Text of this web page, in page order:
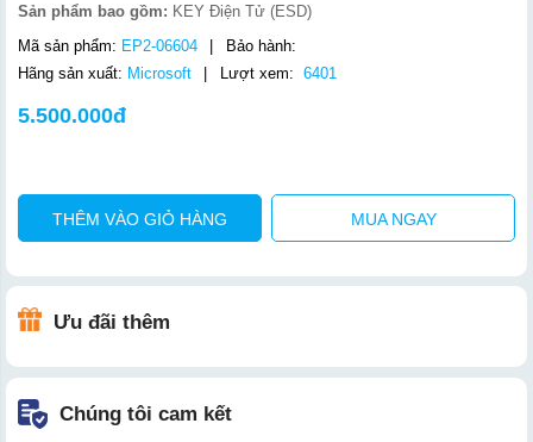
Sản phẩm bao gồm: KEY Điện Tử (ESD)
Mã sản phẩm: EP2-06604 |
Bảo hành:
Hãng sản xuất: Microsoft Lượt xem: 6401
5.500.000đ
THÊM VÀO GIỎ HÀNG MUA NGAY
Ưu đãi thêm
Chúng tôi cam kết